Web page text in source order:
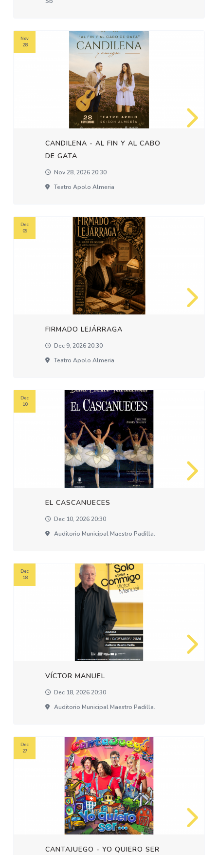
CANDILENA - AL FIN Y AL CABO
DE GATA
Nov 28, 2026 20:30
Teatro Apolo Almeria
Nov
28
FIRMADO LEJÁRRAGA
Dec 9, 2026 20:30
Teatro Apolo Almeria
Dec
09
EL CASCANUECES
Dec 10, 2026 20:30
Auditorio Municipal Maestro Padilla.
Dec
10
VÍCTOR MANUEL
Dec 18, 2026 20:30
Auditorio Municipal Maestro Padilla.
Dec
18
CANTAJUEGO - YO QUIERO SER
Dec
27